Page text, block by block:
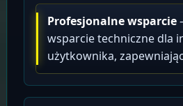
Profesjonalne wsparcie
wsparcie techniczne dla
użytkownika,